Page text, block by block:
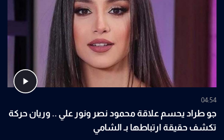
04:54
جو طراد يحسم علاقة محمود نصر ونور علي .. وريان حركة
تكشف حقيقة ارتباطها بـ الشامي